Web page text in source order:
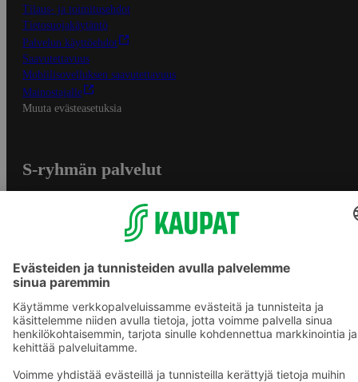
Tilaus- ja toimitusehdot
Tietosuojakäytäntö
Palvelun käyttöehdot
Saavutettavuus
Mobiilisovelluksen saavutettavuus
Mainostajalle
Muuta evästeasetuksia
S-ryhmän palvelut
S-ostoslista -sovellus
Prisma.fi
Sokos.fi
S-Pankki
Yhteishyvä
Sokos Hotels
Raflaamo